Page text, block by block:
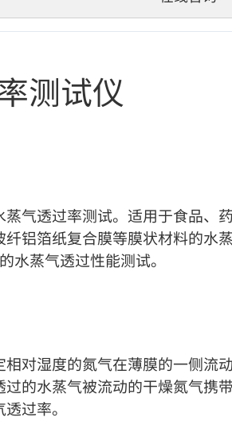
测试仪
气透过率测试。适用于食品、
铝箔纸复合膜等膜状材料的水
水蒸气透过性能测试。
对湿度的氮气在薄膜的一侧流
的水蒸气被流动的干燥氮气携
过率。